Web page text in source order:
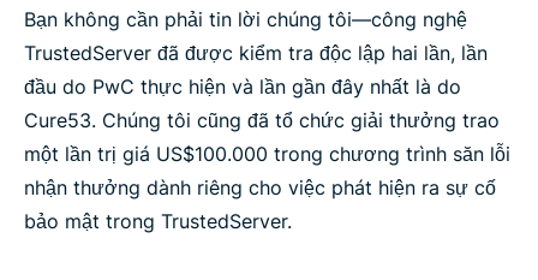
Bạn không cần phải tin lời chúng tôi—công nghệ
TrustedServer đã được kiểm tra độc lập hai lần, lần
đầu do PwC thực hiện và lần gần đây nhất là do
Cure53. Chúng tôi cũng đã tổ chức giải thưởng trao
một lần trị giá US$100.000 trong chương trình săn lỗi
nhận thưởng dành riêng cho việc phát hiện ra sự cố
bảo mật trong TrustedServer.